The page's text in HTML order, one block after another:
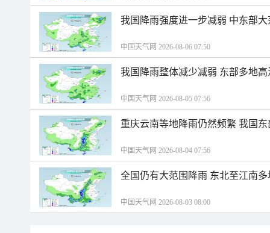
我国降雨强度进一步减弱 中东部
中国天气网 2026-08-06 07:50
我国降雨整体减少减弱 东部多地
中国天气网 2026-08-05 07:56
重庆云南等地降雨仍然频繁 我国
中国天气网 2026-08-04 07:56
全国仍有大范围降雨 东北至江南
中国天气网 2026-08-03 08:00